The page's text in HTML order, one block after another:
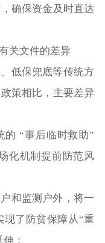
确保资金及时直达
关文件的差异
低保兜底等传统方
策相比，主要差异
的 “事后临时救助”
化机制提前防范风
和监测户外，将一
了防贫保障从“重
；